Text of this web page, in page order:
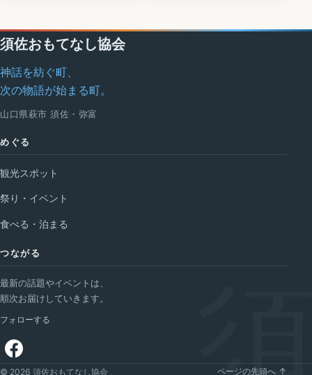
須佐おもてなし協会
神話を紡ぐ町、
次の物語が始まる町。
山口県萩市 須佐・弥富
めぐる
観光スポット
祭り・イベント
食べる・泊まる
つながる
最新の話題やイベントは、
順次お届けしていきます。
フォローする
© 2026 須佐おもてなし協会 ページの先頭へ ↑